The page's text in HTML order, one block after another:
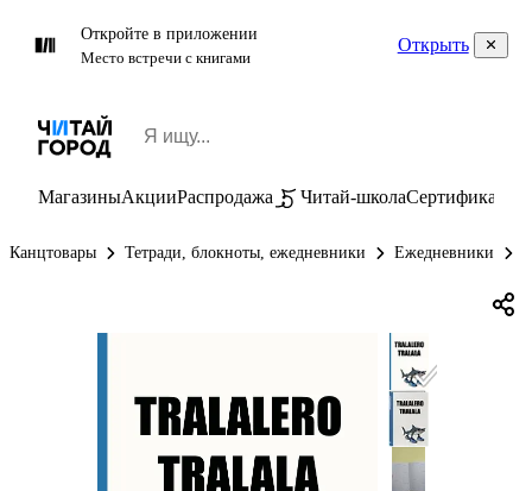
Откройте в приложении
Место встречи с книгами
Открыть
МагазиныАкцииРаспродажа Читай-школаСертификаты
Канцтовары Тетради, блокноты, ежедневники Ежедневники